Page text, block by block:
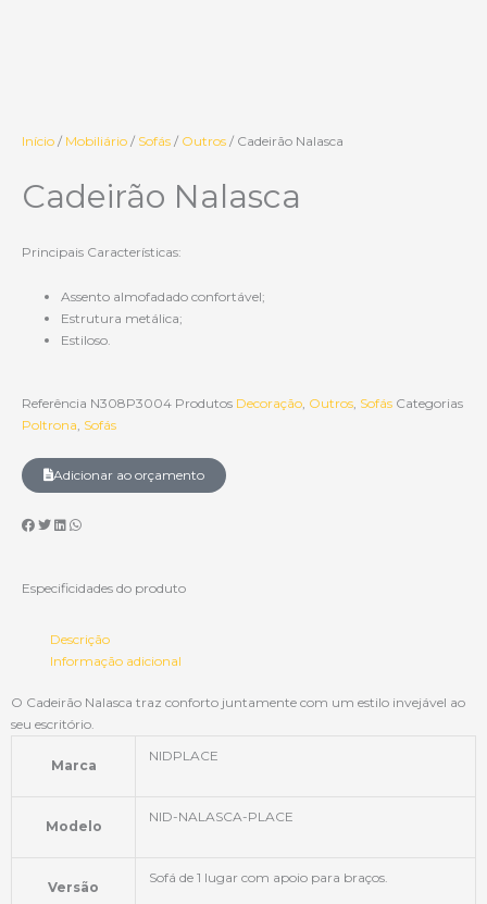
Início / Mobiliário / Sofás / Outros / Cadeirão Nalasca
Cadeirão Nalasca
Principais Características:
Assento almofadado confortável;
Estrutura metálica;
Estiloso.
Referência N308P3004 Produtos Decoração, Outros, Sofás Categorias
Poltrona, Sofás
Adicionar ao orçamento
Especificidades do produto
Descrição
Informação adicional
O Cadeirão Nalasca traz conforto juntamente com um estilo invejável ao
seu escritório.
Marca
NIDPLACE
Modelo
NID-NALASCA-PLACE
Versão
Sofá de 1 lugar com apoio para braços.